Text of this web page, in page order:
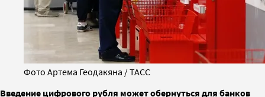
Фото Артема Геодакяна / ТАСС
Введение цифрового рубля может обернуться для банков